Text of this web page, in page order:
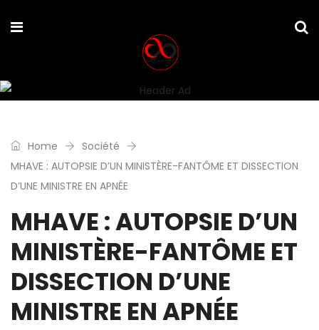
Home
Société
MHAVE : AUTOPSIE D’UN MINISTÈRE-FANTÔME ET DISSECTION
D’UNE MINISTRE EN APNÉE
MHAVE : AUTOPSIE D’UN
MINISTÈRE-FANTÔME ET
DISSECTION D’UNE
MINISTRE EN APNÉE